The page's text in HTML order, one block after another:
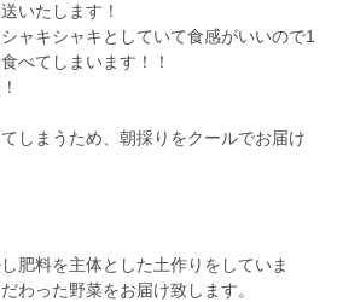
いたします！
ャキシャキとしていて食感がいいので1
べてしまいます！！
しまうため、朝採りをクールでお届け
肥料を主体とした土作りをしていま
わった野菜をお届け致します。